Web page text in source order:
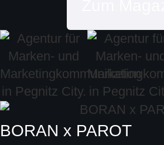
BORAN x PAROT